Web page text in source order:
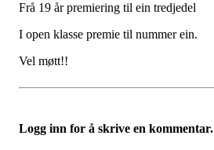
Frå 19 år premiering til ein tredjedel
I open klasse premie til nummer ein.
Vel møtt!!
Logg inn for å skrive en kommentar.